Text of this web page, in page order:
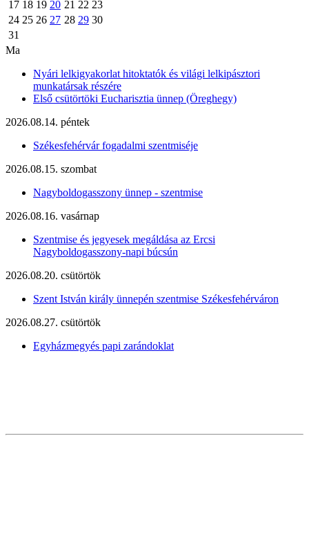
17 18 19 20 21 22 23
24 25 26 27 28 29 30
31
Ma
Nyári lelkigyakorlat hitoktatók és világi lelkipásztori
munkatársak részére
Első csütörtöki Eucharisztia ünnep (Öreghegy)
2026.08.14. péntek
Székesfehérvár fogadalmi szentmiséje
2026.08.15. szombat
Nagyboldogasszony ünnep - szentmise
2026.08.16. vasárnap
Szentmise és jegyesek megáldása az Ercsi
Nagyboldogasszony-napi búcsún
2026.08.20. csütörtök
Szent István király ünnepén szentmise Székesfehérváron
2026.08.27. csütörtök
Egyházmegyés papi zarándoklat